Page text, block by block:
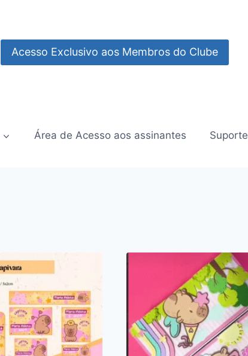
Acesso Exclusivo aos Membros do Clube
Área de Acesso aos assinantes Suporte